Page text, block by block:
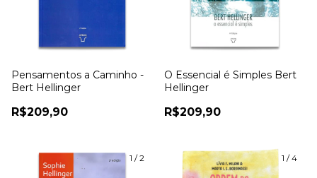
Pensamentos a Caminho -
Bert Hellinger
R$209,90
O Essencial é Simples Bert
Hellinger
R$209,90
1 /2 1 /4